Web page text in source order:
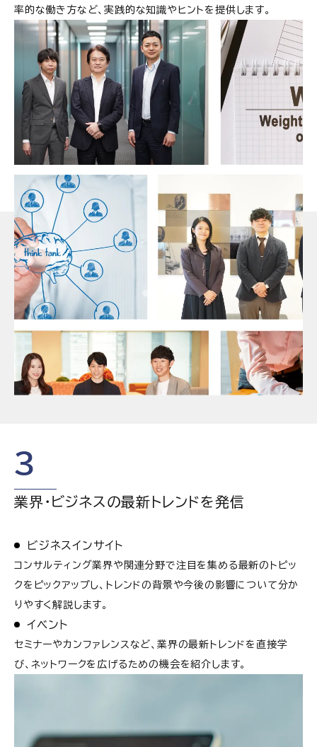
率的な働き方など、実践的な知識やヒントを提供します。
3
業界・ビジネスの最新トレンドを発信
ビジネスインサイト
コンサルティング業界や関連分野で注目を集める最新のトピッ
クをピックアップし、トレンドの背景や今後の影響について分か
りやすく解説します。
イベント
セミナーやカンファレンスなど、業界の最新トレンドを直接学
び、ネットワークを広げるための機会を紹介します。